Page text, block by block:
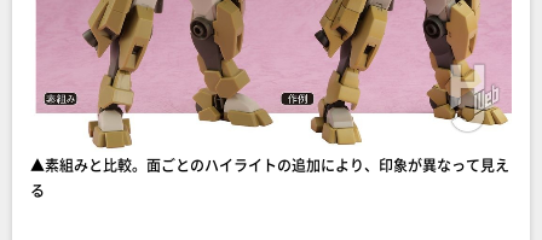
▲素組みと比較。面ごとのハイライトの追加により、印象が異なって見え
る